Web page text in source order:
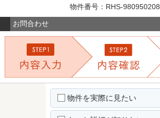
物件番号：RHS-980950208
お問合わせ
物件を実際に見たい